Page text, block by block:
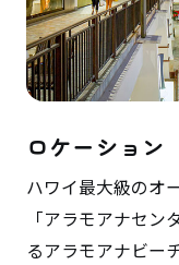
ロケーション
ハワイ最大級のオ
「アラモアナセ
るアラモアナビー